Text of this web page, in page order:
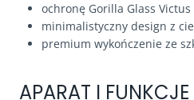
ochronę Gorilla Glass Victus
minimalistyczny design z
premium wykończenie ze
APARAT I FUNKCJE